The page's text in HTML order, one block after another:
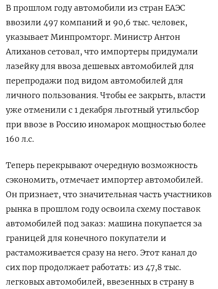
В прошлом году автомобили из стран ЕАЭС
ввозили 497 компаний и 90,6 тыс. человек,
указывает Минпромторг. Министр Антон
Алиханов сетовал, что импортеры придумали
лазейку для ввоза дешевых автомобилей для
перепродажи под видом автомобилей для
личного пользования. Чтобы ее закрыть, власти
уже отменили с 1 декабря льготный утильсбор
при ввозе в Россию иномарок мощностью более
160 л.с.
Теперь перекрывают очередную возможность
сэкономить, отмечает импортер автомобилей.
Он признает, что значительная часть участников
рынка в прошлом году освоила схему поставок
автомобилей под заказ: машина покупается за
границей для конечного покупатели и
растаможивается сразу на него. Этот канал до
сих пор продолжает работать: из 47,8 тыс.
легковых автомобилей, ввезенных в страну в